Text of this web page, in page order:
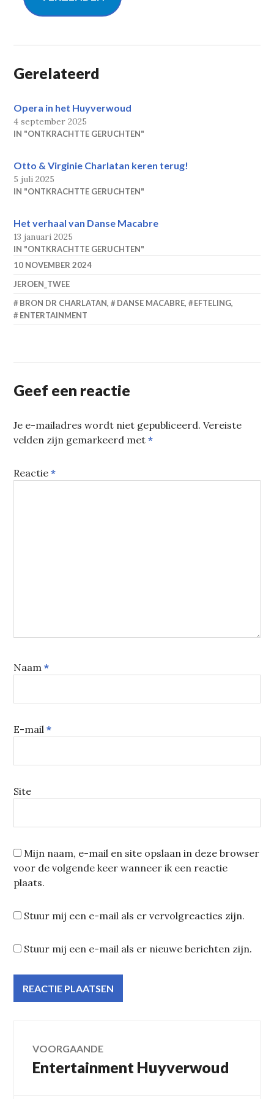
Gerelateerd
Opera in het Huyverwoud
4 september 2025
IN "ONTKRACHTTE GERUCHTEN"
Otto & Virginie Charlatan keren terug!
5 juli 2025
IN "ONTKRACHTTE GERUCHTEN"
Het verhaal van Danse Macabre
13 januari 2025
IN "ONTKRACHTTE GERUCHTEN"
10 NOVEMBER 2024
JEROEN_TWEE
BRON DR CHARLATAN, DANSE MACABRE, EFTELING,
ENTERTAINMENT
Geef een reactie
Je e-mailadres wordt niet gepubliceerd. Vereiste
velden zijn gemarkeerd met*
Reactie*
Naam*
E-mail*
Site
Mijn naam, e-mail en site opslaan in deze browser
voor de volgende keer wanneer ik een reactie
plaats.
Stuur mij een e-mail als er vervolgreacties zijn.
Stuur mij een e-mail als er nieuwe berichten zijn.
Bericht
navigatie
VOORGAANDE
Vorig
Entertainment Huyverwoud